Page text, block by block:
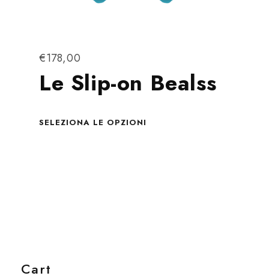
€178,00
Le Slip-on Bealss
SELEZIONA LE OPZIONI
Cart